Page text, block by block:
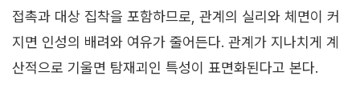
접촉과 대상 집착을 포함하므로, 관계의 실리와 체면이 커
지면 인성의 배려와 여유가 줄어든다. 관계가 지나치게 계
산적으로 기울면 탐재괴인 특성이 표면화된다고 본다.